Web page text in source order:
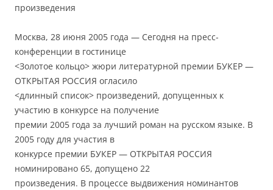
произведения
Москва, 28 июня 2005 года — Сегодня на пресс-
конференции в гостинице
<Золотое кольцо> жюри литературной премии БУКЕР —
ОТКРЫТАЯ РОССИЯ огласило
<длинный список> произведений, допущенных к
участию в конкурсе на получение
премии 2005 года за лучший роман на русском языке. В
2005 году для участия в
конкурсе премии БУКЕР — ОТКРЫТАЯ РОССИЯ
номинировано 65, допущено 22
произведения. В процессе выдвижения номинантов